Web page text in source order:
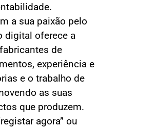
a sua paixão pelo
digital oferece a
de
experiência e
e o trabalho de
as suas
que produzem.
agora” ou